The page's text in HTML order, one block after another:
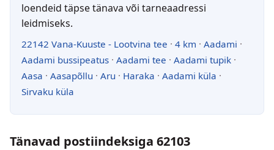
loendeid täpse tänava või tarneaadressi
leidmiseks.
22142 Vana-Kuuste - Lootvina tee · 4 km · Aadami ·
Aadami bussipeatus · Aadami tee · Aadami tupik ·
Aasa · Aasapõllu · Aru · Haraka · Aadami küla ·
Sirvaku küla
Tänavad postiindeksiga 62103